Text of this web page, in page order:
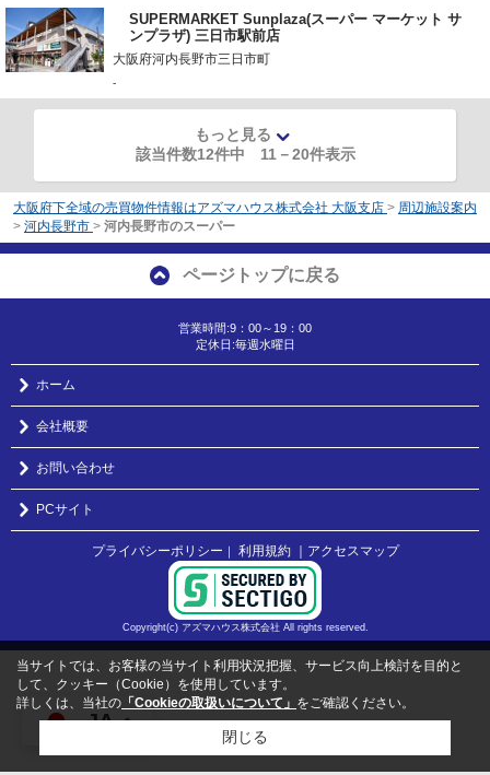
JA
SUPERMARKET Sunplaza(スーパー マーケット サ
ンプラザ) 三日市駅前店
大阪府河内長野市三日市町
-
もっと見る
該当件数12件中 11 －20件表示
大阪府下全域の売買物件情報はアズマハウス株式会社 大阪支店 > 周辺施設案内
> 河内長野市 > 河内長野市のスーパー
ページトップに戻る
営業時間:9：00～19：00
定休日:毎週水曜日
ホーム
会社概要
お問い合わせ
PCサイト
プライバシーポリシー ｜ 利用規約 ｜アクセスマップ
Copyright(c) アズマハウス株式会社 All rights reserved.
当サイトでは、お客様の当サイト利用状況把握、サービス向上検討を目的と
して、クッキー（Cookie）を使用しています。
詳しくは、当社の 「Cookieの取扱いについて」 をご確認ください。
閉じる